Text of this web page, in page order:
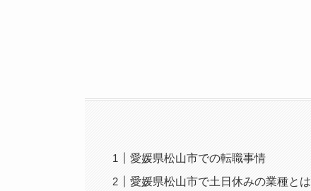
愛媛県松山市での転職事情
愛媛県松山市で土日休みの業種とは